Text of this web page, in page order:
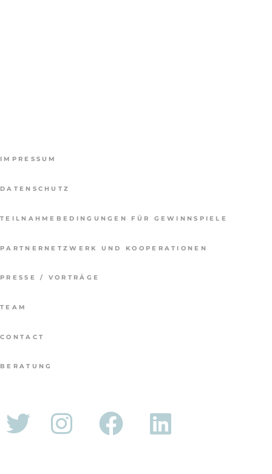
IMPRESSUM
DATENSCHUTZ
TEILNAHMEBEDINGUNGEN FÜR GEWINNSPIELE
PARTNERNETZWERK UND KOOPERATIONEN
PRESSE / VORTRÄGE
TEAM
CONTACT
BERATUNG